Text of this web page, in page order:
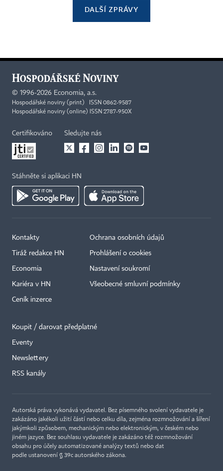
DALŠÍ ZPRÁVY
© 1996-2026 Economia, a.s.
Hospodářské noviny (print) ISSN 0862-9587
Hospodářské noviny (online) ISSN 2787-950X
Certifikováno Sledujte nás
Stáhněte si aplikaci HN
Kontakty
Tiráž redakce HN
Economia
Kariéra v HN
Ceník inzerce
Ochrana osobních údajů
Prohlášení o cookies
Nastavení soukromí
Všeobecné smluvní podmínky
Koupit / darovat předplatné
Eventy
Newslettery
RSS kanály
Autorská práva vykonává vydavatel. Bez písemného svolení vydavatele je
zakázáno jakékoli užití částí nebo celku díla, zejména rozmnožování a šíření
jakýmkoli způsobem, mechanickým nebo elektronickým, v českém nebo
jiném jazyce. Bez souhlasu vydavatele je zakázáno též rozmnožování
obsahu pro účely automatizované analýzy textů nebo dat
podle ustanovení § 39c autorského zákona.